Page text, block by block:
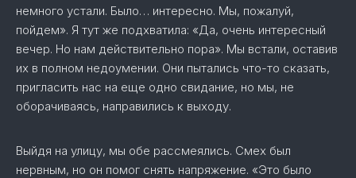
немного устали. Было… интересно. Мы, пожалуй,
пойдем». Я тут же подхватила: «Да, очень интересный
вечер. Но нам действительно пора». Мы встали, оставив
их в полном недоумении. Они пытались что-то сказать,
пригласить нас на еще одно свидание, но мы, не
оборачиваясь, направились к выходу.
Выйдя на улицу, мы обе рассмеялись. Смех был
нервным, но он помог снять напряжение. «Это было